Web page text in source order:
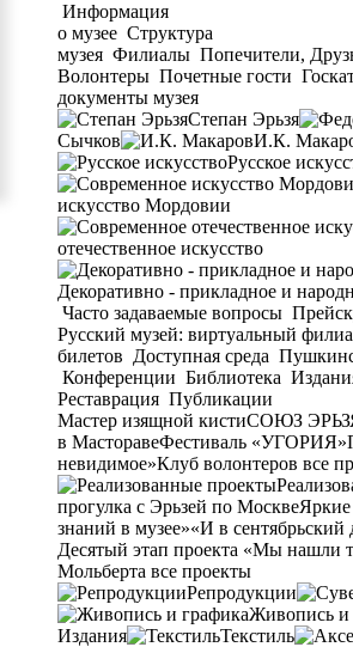
Информация
о музее Структура
музея Филиалы Попечители,
Волонтеры Почетные гости
документы музея
Степан Эрьзя
Сычков
И.К.
Русское
искусство Мордовии
отечественное искусство
Декоративно - прикладное и
Часто задаваемые вопросы
Русский музей: виртуальный
билетов Доступная среда
Конференции Библиотека
Реставрация Публикации
Мастер изящной кистиСОЮЗ
в МасторавеФестиваль «УГОРИЯ»
невидимое»Клуб волонтеров все
прогулка с Эрьзей по Москве
знаний в музее»«И в сентябрьский
Десятый этап проекта «Мы нашли
Мольберта все проекты
Репродукции
Живопись и
Издания
Текстиль